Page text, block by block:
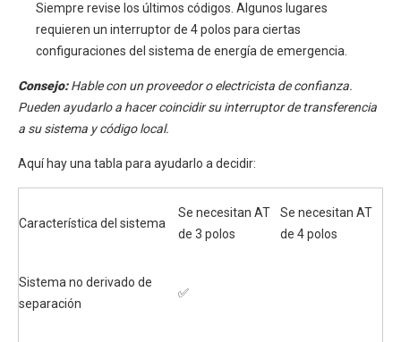
Siempre revise los últimos códigos. Algunos lugares
requieren un interruptor de 4 polos para ciertas
configuraciones del sistema de energía de emergencia.
Consejo:Hable con un proveedor o electricista de confianza.
Pueden ayudarlo a hacer coincidir su interruptor de transferencia
a su sistema y código local.
Aquí hay una tabla para ayudarlo a decidir:
Característica del sistema
Se necesitan AT
de 3 polos
Se necesitan AT
de 4 polos
Sistema no derivado de
separación
✅